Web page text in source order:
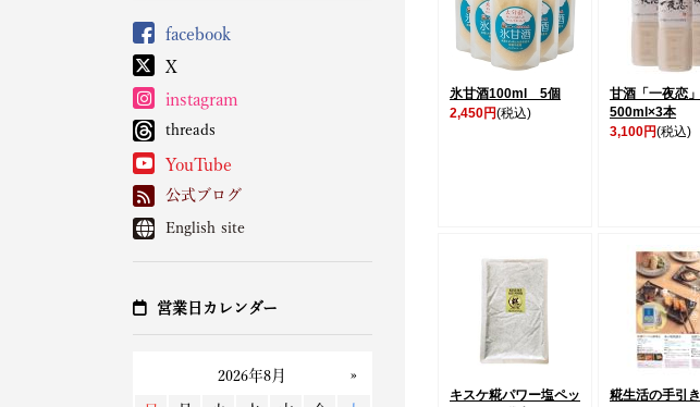
facebook
X
instagram
threads
YouTube
公式ブログ
English site
営業日カレンダー
氷甘酒100ml 5個
2,450円(税込)
甘酒「一夜恋」
500ml×3本
3,100円(税込)
キスケ糀パワー塩ペッ
糀生活の手引き